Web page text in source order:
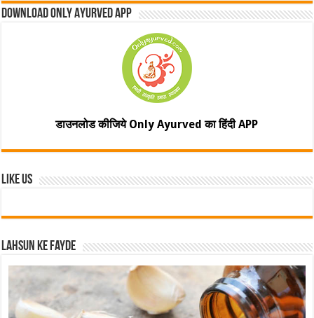
Download Only Ayurved App
डाउनलोड कीजिये Only Ayurved का हिंदी APP
Like Us
Lahsun ke fayde